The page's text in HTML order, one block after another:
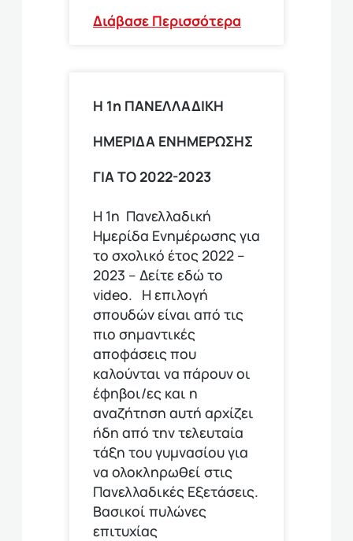
Διάβασε Περισσότερα
Η 1η ΠΑΝΕΛΛΑΔΙΚΗ
ΗΜΕΡΙΔΑ ΕΝΗΜΕΡΩΣΗΣ
ΓΙΑ ΤΟ 2022-2023
Η 1η Πανελλαδική
Ημερίδα Ενημέρωσης για
το σχολικό έτος 2022 –
2023 – Δείτε εδώ το
video. Η επιλογή
σπουδών είναι από τις
πιο σημαντικές
αποφάσεις που
καλούνται να πάρουν οι
έφηβοι/ες και η
αναζήτηση αυτή αρχίζει
ήδη από την τελευταία
τάξη του γυμνασίου για
να ολοκληρωθεί στις
Πανελλαδικές Εξετάσεις.
Βασικοί πυλώνες
επιτυχίας